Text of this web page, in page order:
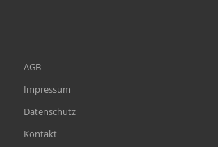
AGB
Impressum
Datenschutz
Kontakt